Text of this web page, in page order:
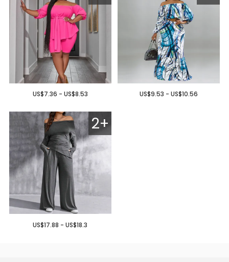
US$7.36 - US$8.53 US$9.53 - US$10.56
2+
US$17.88 - US$18.3